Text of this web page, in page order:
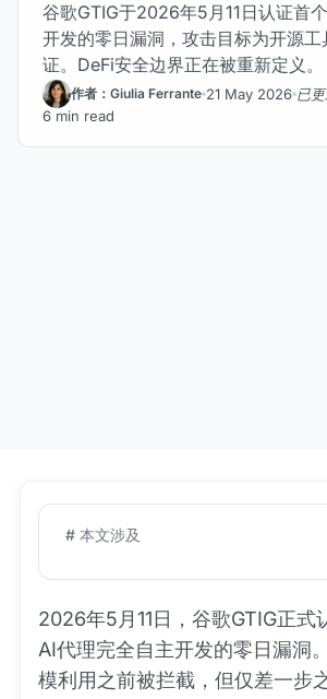
谷歌GTIG于2026年5月11日认证首
开发的零日漏洞，攻击目标为开源工
证。DeFi安全边界正在被重新定义。
作者：Giulia Ferrante 21 May 2026 已
6 min read
# 本文涉及
2026年5月11日，谷歌GTIG正式
AI代理完全自主开发的零日漏洞
模利用之前被拦截，但仅差一步之